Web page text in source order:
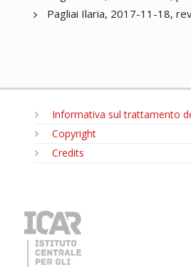
Pagliai Ilaria, 2017-11-18,
Informativa sul trattamento
Copyright
Credits